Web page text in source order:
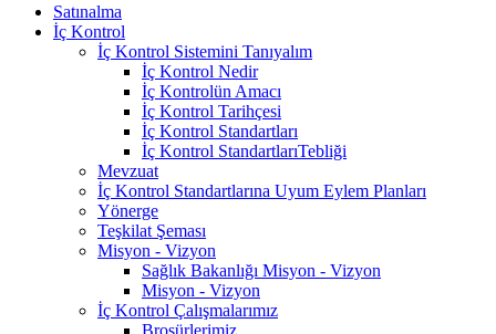
Satınalma
İç Kontrol
İç Kontrol Sistemini Tanıyalım
İç Kontrol Nedir
İç Kontrolün Amacı
İç Kontrol Tarihçesi
İç Kontrol Standartları
İç Kontrol StandartlarıTebliği
Mevzuat
İç Kontrol Standartlarına Uyum Eylem Planları
Yönerge
Teşkilat Şeması
Misyon - Vizyon
Sağlık Bakanlığı Misyon - Vizyon
Misyon - Vizyon
İç Kontrol Çalışmalarımız
Broşürlerimiz